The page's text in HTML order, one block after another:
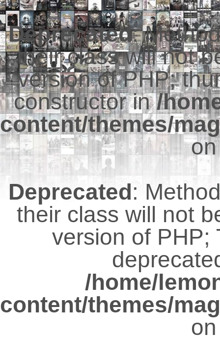
Deprecated:
their class will not
version of PHP;
constructor in/
content/themes/
Deprecated:
their class will not
version of PHP;
/home/
content/themes/